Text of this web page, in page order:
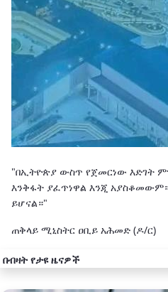
"በኢትዮጵያ ውስጥ የጀመርነው እድገት
እንቅፋት ያፈጥነዋል እንጂ
ይሆናል።"
ጠቅላይ ሚኒስትር ዐቢይ አሕመድ (ዶ/ር)
በብዛት የታዩ ዜናዎች